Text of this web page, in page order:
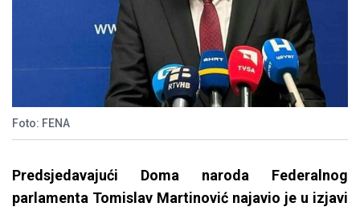
Foto: FENA
Predsjedavajući Doma naroda Federalnog
parlamenta Tomislav Martinović najavio je u izjavi